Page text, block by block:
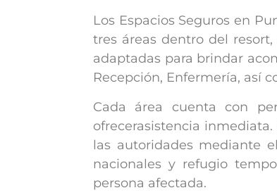
Los Espacios Seguros en
tres áreas dentro del
adaptadas para brindar
Recepción, Enfermería, así
Cada área cuenta con
ofrecerasistencia
las autoridades mediante
nacionales y refugio
persona afectada.